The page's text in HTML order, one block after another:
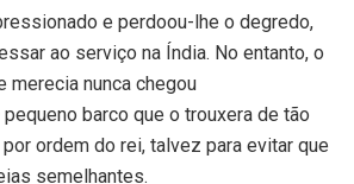
e perdoou-lhe o degredo,
ao serviço na Índia. No entanto, o
merecia nunca chegou
barco que o trouxera de tão
ordem do rei, talvez para evitar que
semelhantes.